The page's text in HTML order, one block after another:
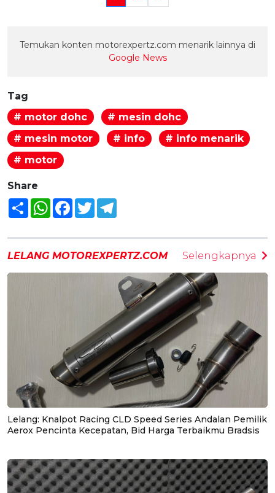
Temukan konten motorexpertz.com menarik lainnya di
Google News
Tag
# motor dohc
# mesin dohc
# mesin motor
# info
# info menarik
# motor
Share
Share WhatsAppFacebook
Twitter
LELANG MOTOREXPERTZ.COM Selengkapnya
Lelang: Knalpot Racing CLD Speed Series Andalan Pemilik
Aerox Pencinta Kecepatan, Bid Harga Terbaikmu Bradsis